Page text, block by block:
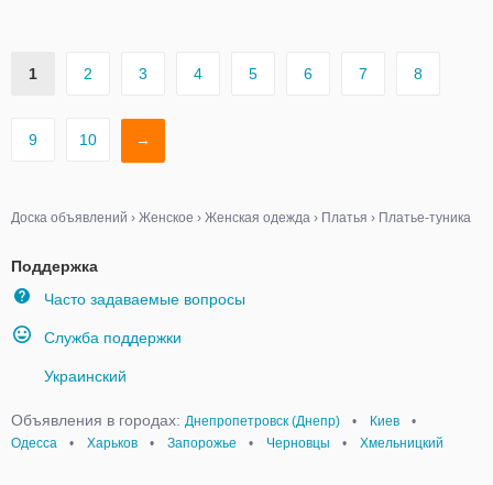
1 2 3 4 5 6 7 8
9 10 →
Доска объявлений › Женское › Женская одежда › Платья › Платье-туника
Поддержка
Часто задаваемые вопросы
Служба поддержки
Украинский
Объявления в городах: Днепропетровск (Днепр) • Киев
•
Одесса
• Харьков • Запорожье • Черновцы • Хмельницкий